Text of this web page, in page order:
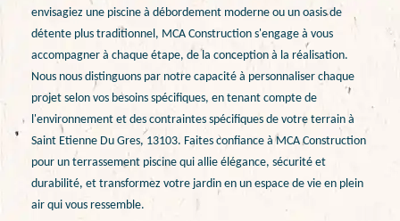
envisagiez une piscine à débordement moderne ou un oasis de
détente plus traditionnel, MCA Construction s'engage à vous
accompagner à chaque étape, de la conception à la réalisation.
Nous nous distinguons par notre capacité à personnaliser chaque
projet selon vos besoins spécifiques, en tenant compte de
l'environnement et des contraintes spécifiques de votre terrain à
Saint Etienne Du Gres, 13103. Faites confiance à MCA Construction
pour un terrassement piscine qui allie élégance, sécurité et
durabilité, et transformez votre jardin en un espace de vie en plein
air qui vous ressemble.